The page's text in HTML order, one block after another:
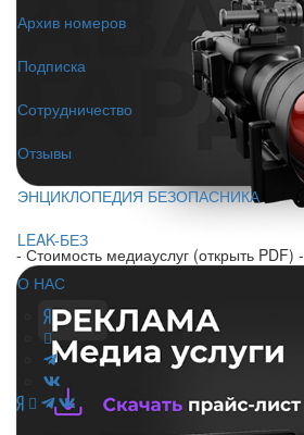
Архив номеров
Подписка
Сотрудничество
Отзывы
ЭНЦИКЛОПЕДИЯ БЕЗОПАСНИКА
LEAK-БЕЗ
О НАС
- Стоимость медиауслуг (открыть PDF) -